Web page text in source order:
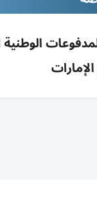
الوطنية